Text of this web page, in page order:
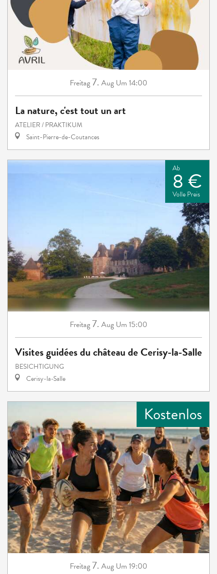
Freitag7. Aug Um 14:00
La nature, c'est tout un art
ATELIER / PRAKTIKUM
Saint-Pierre-de-Coutances
Ab
8 €
Volle Preis
Freitag7. Aug Um 15:00
Visites guidées du château de Cerisy-la-Salle
BESICHTIGUNG
Cerisy-la-Salle
Kostenlos
Freitag7. Aug Um 19:00